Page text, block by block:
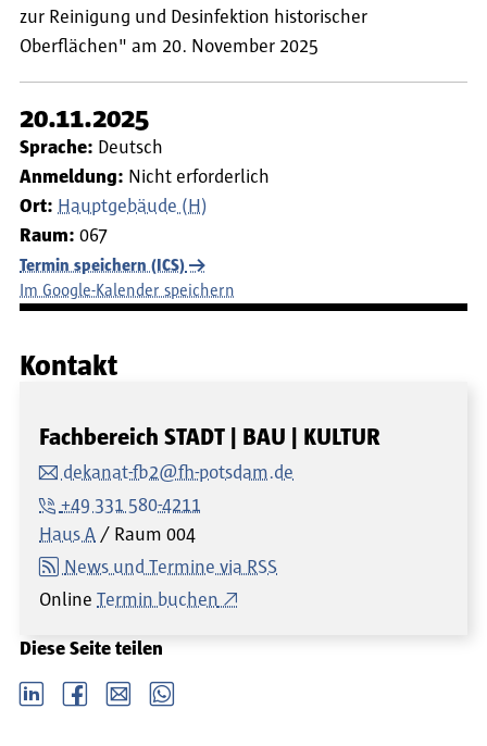
zur Reinigung und Desinfektion historischer
Oberflächen" am 20. November 2025
20.11.2025
Sprache: Deutsch
Anmeldung: Nicht erforderlich
Ort: Hauptgebäude (H)
Raum: 067
Termin speichern (ICS)
Im Google-Kalender speichern
Kontakt
Fachbereich STADT | BAU | KULTUR
dekanat-fb2@fh-potsdam.de
+49 331 580-4211
Haus A
Raum 004
News und Termine via RSS
Online Termin buchen
Diese Seite teilen
LinkedIn Facebook email Whatsapp